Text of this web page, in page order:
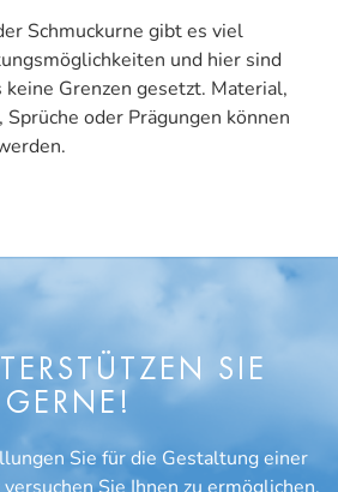
Schmuckurne gibt es viel
und hier sind
Grenzen gesetzt. Material,
Sprüche oder Prägungen können
SIE
GERNE!
Sie für die Gestaltung einer